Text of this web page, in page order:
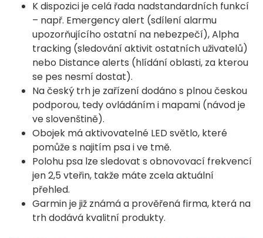
K dispozici je celá řada nadstandardních funkcí
– např. Emergency alert (sdílení alarmu
upozorňujícího ostatní na nebezpečí), Alpha
tracking (sledování aktivit ostatních uživatelů)
nebo Distance alerts (hlídání oblasti, za kterou
se pes nesmí dostat).
Na český trh je zařízení dodáno s plnou českou
podporou, tedy ovládáním i mapami (návod je
ve slovenštině).
Obojek má aktivovatelné LED světlo, které
pomůže s najitím psa i ve tmě.
Polohu psa lze sledovat s obnovovací frekvencí
jen 2,5 vteřin, takže máte zcela aktuální
přehled.
Garmin je již známá a prověřená firma, která na
trh dodává kvalitní produkty.